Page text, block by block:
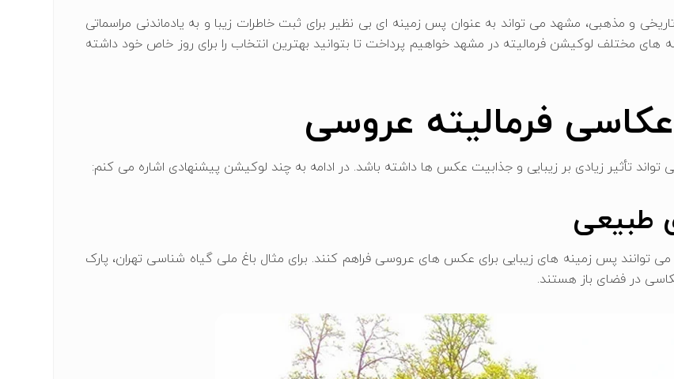
و مذهبی، مشهد می ‌تواند به عنوان پس ‌زمینه ‌ای بی‌ نظیر برای ثبت خاطرات زیبا و به‌ یادماندنی مراسماتی
های مختلف لوکیشن فرمالیته در مشهد خواهیم پرداخت تا بتوانید بهترین انتخاب را برای روز خاص خود داشته
فرمالیته عروسی
تأثیر زیادی بر زیبایی و جذابیت عکس ‌ها داشته باشد. در ادامه به چند لوکیشن پیشنهادی اشاره می ‌کنم:
طبیعی
‌توانند پس ‌زمینه‌ های زیبایی برای عکس ‌های عروسی فراهم کنند. برای مثال باغ ملی گیاه‌ شناسی تهران، پارک
در فضای باز هستند.